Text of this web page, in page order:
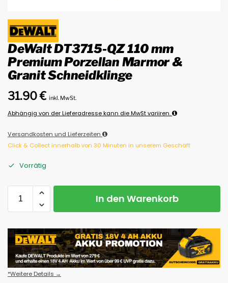
DeWalt DT3715-QZ 110 mm
Premium Porzellan Marmor &
Granit Schneidklinge
31.90€ inkl. MwSt.
Abhängig von der Lieferadresse kann die MwSt variiren.
Versandkosten und Lieferzeiten
Click & Collect innerhalb von 30 Minuten in unserem Geschäft
Vorrätig
In den Warenkorb
*Weitere Details →